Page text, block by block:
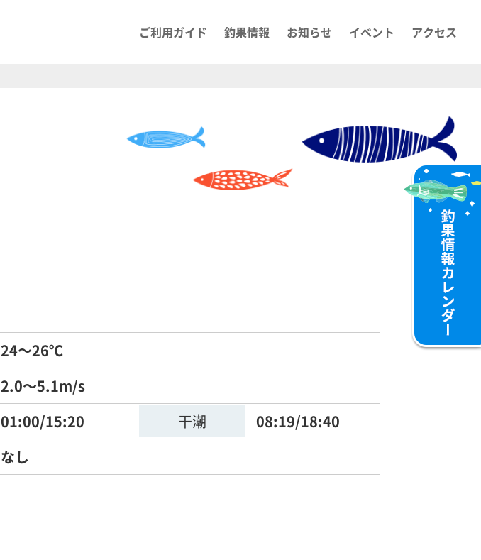
ご利用ガイド 釣果情報 お知らせ イベント アクセス
24～26℃
2.0～5.1m/s
01:00/15:20 干潮
08:19/18:40
なし